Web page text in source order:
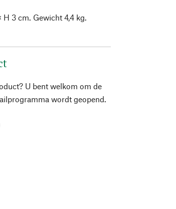
H 3 cm. Gewicht 4,4 kg.
U bent welkom om de
wordt geopend.